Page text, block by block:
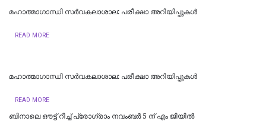
മഹാത്മാഗാന്ധി സർവകലാശാല: പരീക്ഷാ അറിയിപ്പുകൾ
READ MORE
മഹാത്മാഗാന്ധി സർവകലാശാല: പരീക്ഷാ അറിയിപ്പുകൾ
READ MORE
ബിനാലെ ഔട്ട് റീച്ച് പ്രോഗ്രാം നവംബര്‍ 5 ന് എം ജിയില്‍